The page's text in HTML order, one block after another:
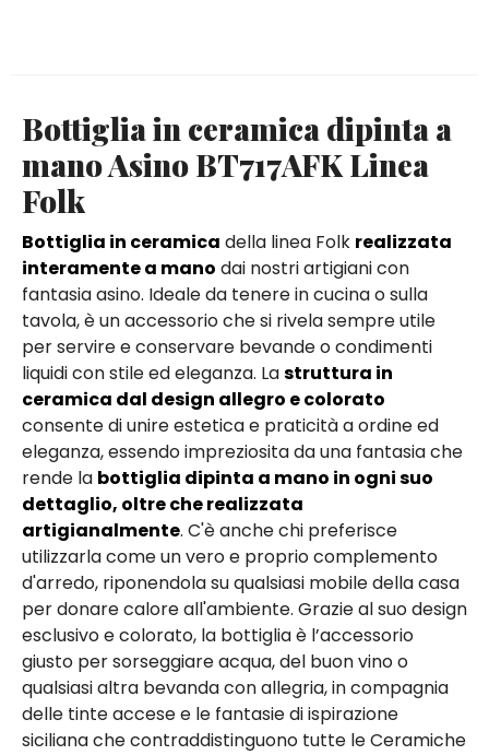
Bottiglia in ceramica dipinta a
mano Asino BT717AFK Linea
Folk
Bottiglia in ceramica della linea Folk realizzata
interamente a mano dai nostri artigiani con
fantasia asino. Ideale da tenere in cucina o sulla
tavola, è un accessorio che si rivela sempre utile
per servire e conservare bevande o condimenti
liquidi con stile ed eleganza. Lastruttura in
ceramica dal design allegro e colorato
consente di unire estetica e praticità a ordine ed
eleganza, essendo impreziosita da una fantasia che
rende la bottiglia dipinta a mano in ogni suo
dettaglio, oltre che realizzata
artigianalmente. C'è anche chi preferisce
utilizzarla come un vero e proprio complemento
d'arredo, riponendola su qualsiasi mobile della casa
per donare calore all'ambiente. Grazie al suo design
esclusivo e colorato, la bottiglia è l’accessorio
giusto per sorseggiare acqua, del buon vino o
qualsiasi altra bevanda con allegria, in compagnia
delle tinte accese e le fantasie di ispirazione
siciliana che contraddistinguono tutte le Ceramiche